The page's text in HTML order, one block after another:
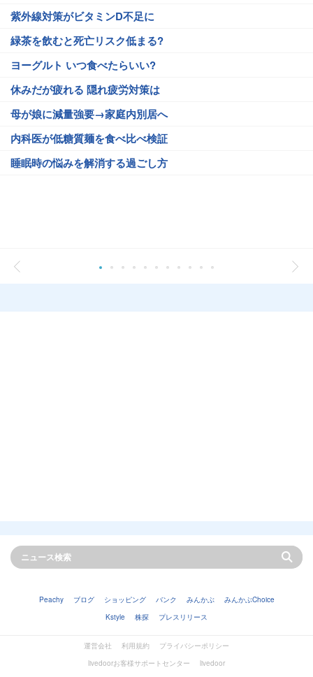
紫外線対策がビタミンD不足に
緑茶を飲むと死亡リスク低まる?
ヨーグルト いつ食べたらいい?
休みだが疲れる 隠れ疲労対策は
母が娘に減量強要→家庭内別居へ
内科医が低糖質麺を食べ比べ検証
睡眠時の悩みを解消する過ごし方
Peachy ブログ ショッピング バンク みんかぶ
みんかぶChoice
Kstyle
株探 プレスリリース
運営会社 利用規約
プライバシーポリシー
livedoorお客様サポートセンター
livedoor